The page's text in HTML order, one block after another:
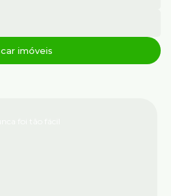
imóveis